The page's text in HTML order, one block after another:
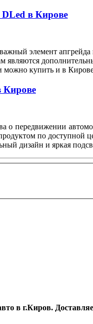
DLed в Кирове
элемент
являются
можно купить и в
Кирове
о передвижении
по доступной
дизайн и яркая
в г.Киров.